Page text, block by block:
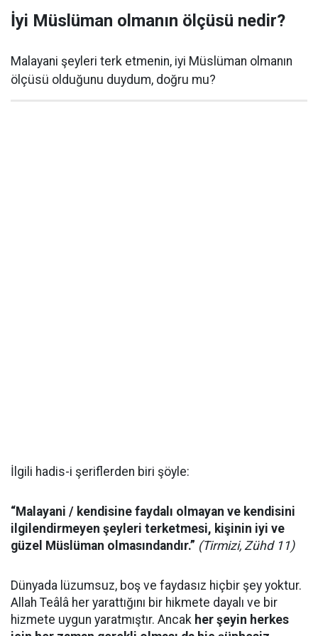
İyi Müslüman olmanın ölçüsü nedir?
Malayani şeyleri terk etmenin, iyi Müslüman olmanın
ölçüsü olduğunu duydum, doğru mu?
İlgili hadis-i şeriflerden biri şöyle:
“Malayani / kendisine faydalı olmayan ve kendisini
ilgilendirmeyen şeyleri terketmesi, kişinin iyi ve
güzel Müslüman olmasındandır.” (Tirmizi, Zühd 11)
Dünyada lüzumsuz, boş ve faydasız hiçbir şey yoktur.
Allah Teâlâ her yarattığını bir hikmete dayalı ve bir
hizmete uygun yaratmıştır. Ancak her şeyin herkes